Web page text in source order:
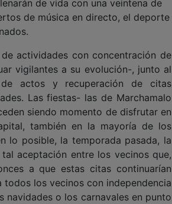
de vida con una veintena de
de música en directo, el deporte
actividades con concentración de
vigilantes a su evolución-, junto al
actos y recuperación de citas
Las fiestas- las de Marchamalo
siendo momento de disfrutar en
también en la mayoría de los
lo posible, la temporada pasada, la
aceptación entre los vecinos que,
a que estas citas continuarían
los vecinos con independencia
o los carnavales en punto